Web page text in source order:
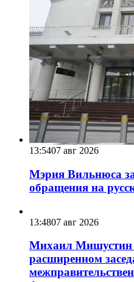
13:5407 авг 2026
Мэрия Вильнюса
обращения на
13:4807 авг 2026
Михаил Мишустин
расширенном